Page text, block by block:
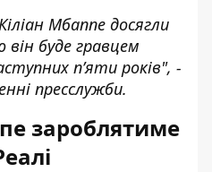
Мбаппе досягли
він буде гравцем
п’яти років", -
пресслужби.
зароблятиме